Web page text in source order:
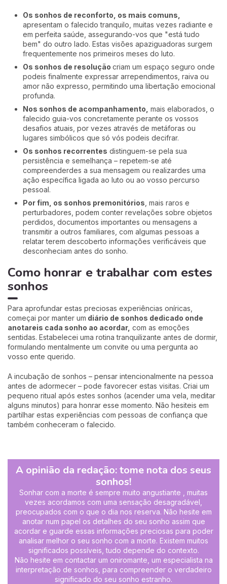
Os sonhos de reconforto, os mais comuns,
apresentam o falecido tranquilo, muitas vezes radiante e
em perfeita saúde, assegurando-vos que "está tudo
bem" do outro lado. Estas visões apaziguadoras surgem
frequentemente nos primeiros meses do luto.
Os sonhos de resolução criam um espaço seguro onde
podeis finalmente expressar arrependimentos, raiva ou
amor não expresso, permitindo uma libertação emocional
profunda.
Nos sonhos de acompanhamento, mais elaborados, o
falecido guia-vos concretamente perante os vossos
desafios atuais, por vezes através de metáforas ou
lugares simbólicos que só vós podeis decifrar.
Os sonhos recorrentes distinguem-se pela sua
persistência e semelhança – repetem-se até
compreenderdes a sua mensagem ou realizardes uma
ação específica ligada ao luto ou ao vosso percurso
pessoal.
Por fim, os sonhos premonitórios , mais raros e
perturbadores, podem conter revelações sobre objetos
perdidos, documentos importantes ou mensagens a
transmitir a outros familiares, com algumas pessoas a
relatar terem descoberto informações verificáveis que
desconheciam antes do sonho.
Como honrar e trabalhar com estes
sonhos
Para aprofundar estas preciosas experiências oníricas,
começai por manter um diário de sonhos dedicado onde
anotareis cada sonho ao acordar, com as emoções
sentidas. Estabelecei uma rotina tranquilizante antes de dormir,
formulando mentalmente um convite ou uma pergunta ao
vosso ente querido.
A incubação de sonhos – pensar intencionalmente na pessoa
antes de adormecer – pode favorecer estas visitas. Criai um
pequeno ritual após estes sonhos (acender uma vela, meditar
alguns minutos) para honrar esse momento. Não hesiteis em
partilhar estas experiências com pessoas de confiança que
também conheceram o falecido.
A opinião da redação: tome nota dos seus
sonhos!
Sonhar com a morte é sempre muito angustiante , muitas
vezes acordamos com uma sensação desagradável,
preocupados com o que o dia nos reserva. Não hesite em
anotar num papel os detalhes do seu sonho assim que
acordar e guarde essas informações preciosas para poder
analisar melhor o seu sonho com a morte. Existem muitos
significados possíveis, tudo depende do contexto.
Não hesite em contactar um oniromante, um especialista na
interpretação de sonhos, para compreender o verdadeiro
significado do seu sonho estranho.